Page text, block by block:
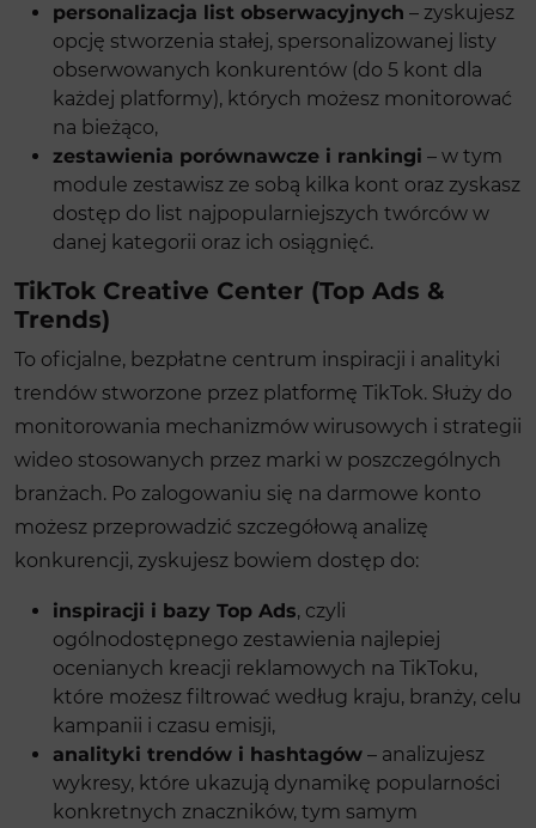
personalizacja list obserwacyjnych – zyskujesz
opcję stworzenia stałej, spersonalizowanej listy
obserwowanych konkurentów (do 5 kont dla
każdej platformy), których możesz monitorować
na bieżąco,
zestawienia porównawcze i rankingi – w tym
module zestawisz ze sobą kilka kont oraz zyskasz
dostęp do list najpopularniejszych twórców w
danej kategorii oraz ich osiągnięć.
TikTok Creative Center (Top Ads &
Trends)
To oficjalne, bezpłatne centrum inspiracji i analityki
trendów stworzone przez platformę TikTok. Służy do
monitorowania mechanizmów wirusowych i strategii
wideo stosowanych przez marki w poszczególnych
branżach. Po zalogowaniu się na darmowe konto
możesz przeprowadzić szczegółową analizę
konkurencji, zyskujesz bowiem dostęp do:
inspiracji i bazy Top Ads, czyli
ogólnodostępnego zestawienia najlepiej
ocenianych kreacji reklamowych na TikToku,
które możesz filtrować według kraju, branży, celu
kampanii i czasu emisji,
analityki trendów i hashtagów – analizujesz
wykresy, które ukazują dynamikę popularności
konkretnych znaczników, tym samym